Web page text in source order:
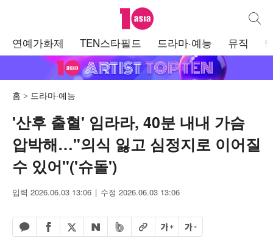
텐아시아 통합
연예가화제 TEN스타필드 드라마·예능 뮤직
홈 드라마·예능
'산후 출혈' 임라라, 40분 내내 가슴
압박해…"의식 잃고 심정지로 이어질
수 있어"('슈돌')
입력 2026.06.03 13:06 수정 2026.06.03 13:06
카카오톡 공유하기
페이스북 공유하기
엑스 공유하기
네이버 공유하기
밴드 공유하기
URL복사글자 크게글자 작게